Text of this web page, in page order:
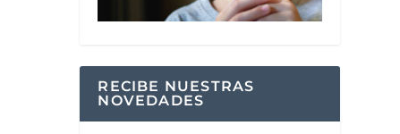
RECIBE NUESTRAS
NOVEDADES